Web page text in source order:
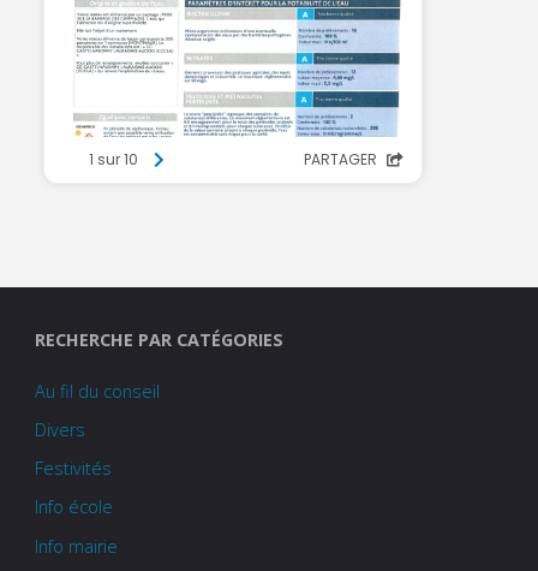
RECHERCHE PAR CATÉGORIES
Au fil du conseil
Divers
Festivités
Info école
Info mairie